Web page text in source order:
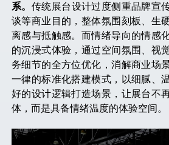
系。 传统展台设计过度侧重品牌宣
谈等商业目的，整体氛围刻板、生
离感与抵触感。而情绪导向的情感
的沉浸式体验，通过空间氛围、视
务细节的全方位优化，消解商业场
一律的标准化搭建模式，以细腻、
好的设计逻辑打造场景，让展台不
体，而是具备情绪温度的体验空间。